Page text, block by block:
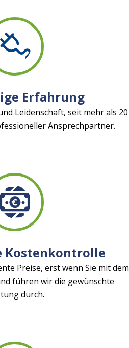
Erfahrung
Leidenschaft, seit mehr als 20
Ansprechpartner.
Kostenkontrolle
Preise, erst wenn Sie mit dem
führen wir die gewünschte
durch.